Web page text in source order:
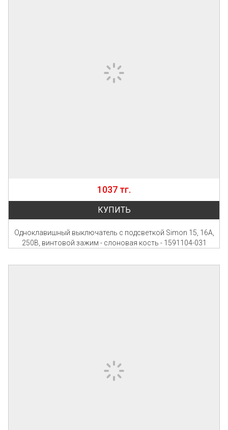
1037 тг.
КУПИТЬ
Одноклавишный выключатель с подсветкой Simon 15, 16А,
250В, винтовой зажим - слоновая кость - 1591104-031